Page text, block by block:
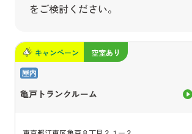
をご検討ください。
キャンペーン 空室あり
亀戸トランクルーム